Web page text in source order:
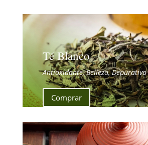
Té Blanco
Antioxidante, Belleza, Depurativo
Comprar